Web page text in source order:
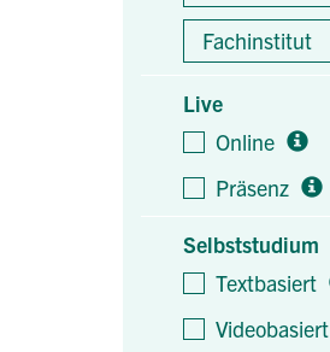
Fachinstitut
Live
Online
Präsenz
Selbststudium
Textbasiert
Videobasiert